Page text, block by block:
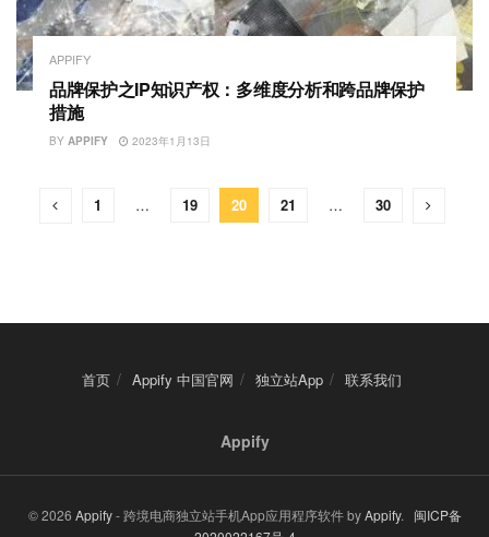
APPIFY
品牌保护之IP知识产权：多维度分析和跨品牌保护
措施
BY APPIFY 2023年1月13日
1 … 19 20 21 … 30
首页 Appify 中国官网 独立站App 联系我们
Appify
© 2026 Appify- 跨境电商独立站手机App应用程序软件 byAppify.
闽ICP备